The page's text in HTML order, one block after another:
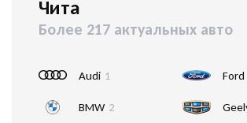
Чита
Более 217 актуальных авто
Audi 1
BMW 2
Ford